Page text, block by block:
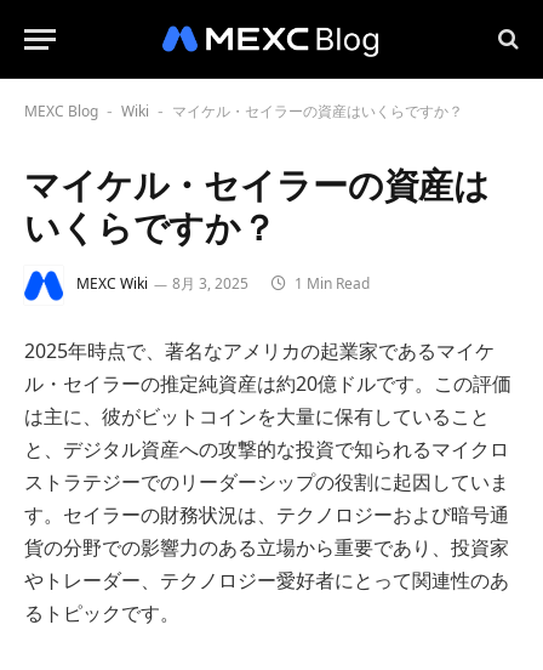
MEXC Blog - Wiki - マイケル・セイラーの資産はいくらですか？
マイケル・セイラーの資産は
いくらですか？
MEXC Wiki 8月 3, 2025 1 Min Read
2025年時点で、著名なアメリカの起業家であるマイケ
ル・セイラーの推定純資産は約20億ドルです。この評価
は主に、彼がビットコインを大量に保有していること
と、デジタル資産への攻撃的な投資で知られるマイクロ
ストラテジーでのリーダーシップの役割に起因していま
す。セイラーの財務状況は、テクノロジーおよび暗号通
貨の分野での影響力のある立場から重要であり、投資家
やトレーダー、テクノロジー愛好者にとって関連性のあ
るトピックです。